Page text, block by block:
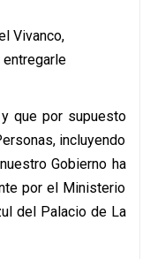
Vivanco,
que por supuesto
incluyendo
Gobierno ha
por el Ministerio
del Palacio de La